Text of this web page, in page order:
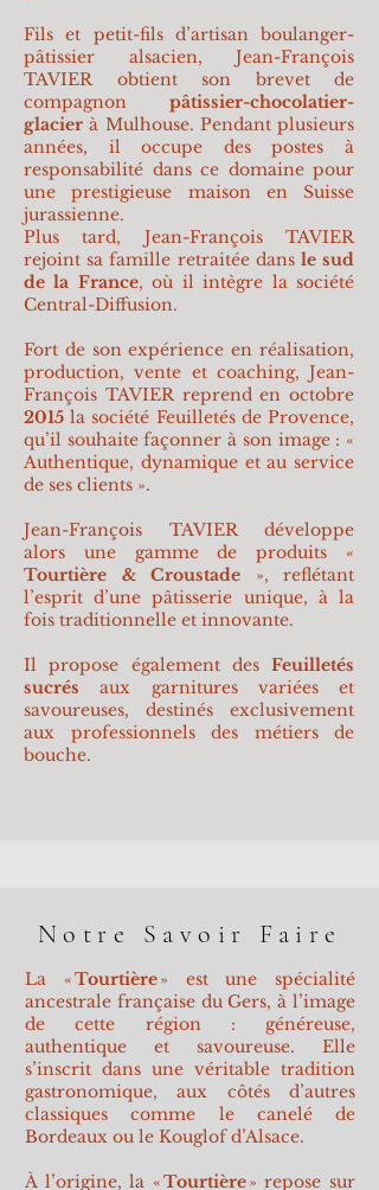
Fils et petit-fils d’artisan boulanger-
pâtissier alsacien, Jean-François
TAVIER obtient son brevet de
compagnon pâtissier-chocolatier-
glacier à Mulhouse. Pendant plusieurs
années, il occupe des postes à
responsabilité dans ce domaine pour
une prestigieuse maison en Suisse
jurassienne.
Plus tard, Jean-François TAVIER
rejoint sa famille retraitée dans le sud
de la France, où il intègre la société
Central-Diffusion.
Fort de son expérience en réalisation,
production, vente et coaching, Jean-
François TAVIER reprend en octobre
2015 la société Feuilletés de Provence,
qu’il souhaite façonner à son image : «
Authentique, dynamique et au service
de ses clients ».
Jean-François TAVIER développe
alors une gamme de produits «
Tourtière & Croustade », reflétant
l’esprit d’une pâtisserie unique, à la
fois traditionnelle et innovante.
Il propose également des Feuilletés
sucrésaux garnitures variées et
savoureuses, destinés exclusivement
aux professionnels des métiers de
bouche.
Notre Savoir Faire
La «Tourtière» est une spécialité
ancestrale française du Gers, à l’image
de cette région : généreuse,
authentique et savoureuse. Elle
s’inscrit dans une véritable tradition
gastronomique, aux côtés d’autres
classiques comme le canelé de
Bordeaux ou le Kouglof d’Alsace.
À l’origine, la «Tourtière» repose sur